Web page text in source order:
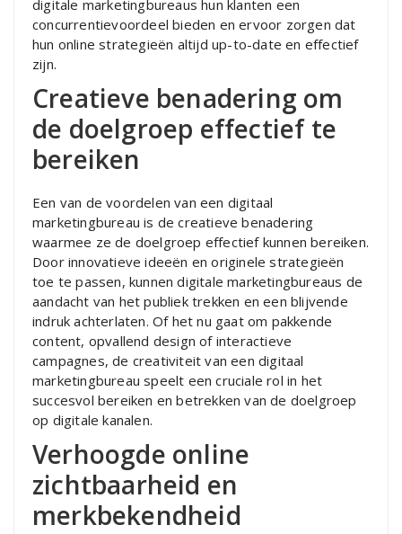
digitale marketingbureaus hun klanten een
concurrentievoordeel bieden en ervoor zorgen dat
hun online strategieën altijd up-to-date en effectief
zijn.
Creatieve benadering om
de doelgroep effectief te
bereiken
Een van de voordelen van een digitaal
marketingbureau is de creatieve benadering
waarmee ze de doelgroep effectief kunnen bereiken.
Door innovatieve ideeën en originele strategieën
toe te passen, kunnen digitale marketingbureaus de
aandacht van het publiek trekken en een blijvende
indruk achterlaten. Of het nu gaat om pakkende
content, opvallend design of interactieve
campagnes, de creativiteit van een digitaal
marketingbureau speelt een cruciale rol in het
succesvol bereiken en betrekken van de doelgroep
op digitale kanalen.
Verhoogde online
zichtbaarheid en
merkbekendheid